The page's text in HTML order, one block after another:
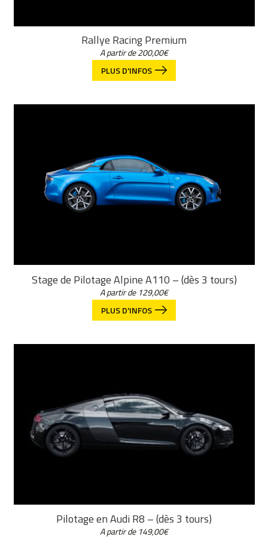
Rallye Racing Premium
A partir de200,00€
PLUS D'INFOS
Stage de Pilotage Alpine A110 – (dès 3 tours)
A partir de 129,00€
PLUS D'INFOS
Pilotage en Audi R8 – (dès 3 tours)
A partir de 149,00€